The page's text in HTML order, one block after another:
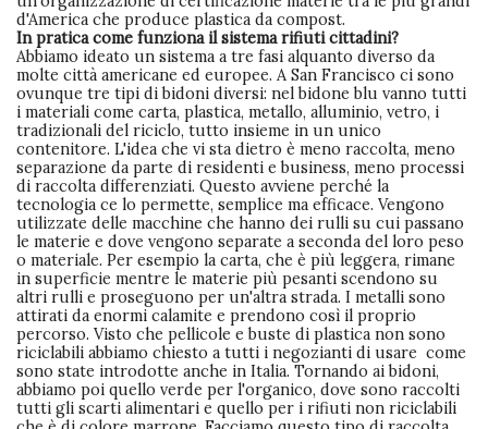
d'America che produce plastica da compost.
In pratica come funziona il sistema rifiuti cittadini?
Abbiamo ideato un sistema a tre fasi alquanto diverso da
molte città americane ed europee. A San Francisco ci sono
ovunque tre tipi di bidoni diversi: nel bidone blu vanno tutti
i materiali come carta, plastica, metallo, alluminio, vetro, i
tradizionali del riciclo, tutto insieme in un unico
contenitore. L'idea che vi sta dietro è meno raccolta, meno
separazione da parte di residenti e business, meno processi
di raccolta differenziati. Questo avviene perché la
tecnologia ce lo permette, semplice ma efficace. Vengono
utilizzate delle macchine che hanno dei rulli su cui passano
le materie e dove vengono separate a seconda del loro peso
o materiale. Per esempio la carta, che è più leggera, rimane
in superficie mentre le materie più pesanti scendono su
altri rulli e proseguono per un'altra strada. I metalli sono
attirati da enormi calamite e prendono così il proprio
percorso. Visto che pellicole e buste di plastica non sono
riciclabili abbiamo chiesto a tutti i negozianti di usare come
sono state introdotte anche in Italia. Tornando ai bidoni,
abbiamo poi quello verde per l'organico, dove sono raccolti
tutti gli scarti alimentari e quello per i rifiuti non riciclabili